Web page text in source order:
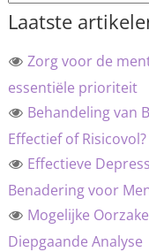
Laatste
Zorg voor de
essentiële prioriteit
Behandeling van
Effectief of Risicovol?
Effectieve
Benadering voor
Mogelijke
Diepgaande Analyse